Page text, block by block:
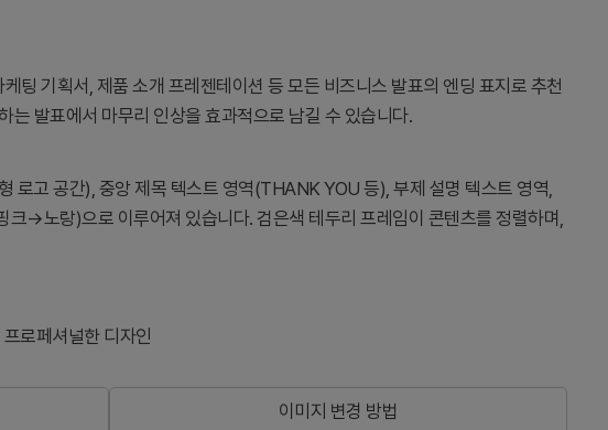
팅 기획서, 제품 소개 프레젠테이션 등 모든 비즈니스 발표의 엔딩 표지로 추천
는 발표에서 마무리 인상을 효과적으로 남길 수 있습니다.
로고 공간), 중앙 제목 텍스트 영역(THANK YOU 등), 부제 설명 텍스트 영역,
→노랑)으로 이루어져 있습니다. 검은색 테두리 프레임이 콘텐츠를 정렬하며,
로페셔널한 디자인
이미지 변경 방법